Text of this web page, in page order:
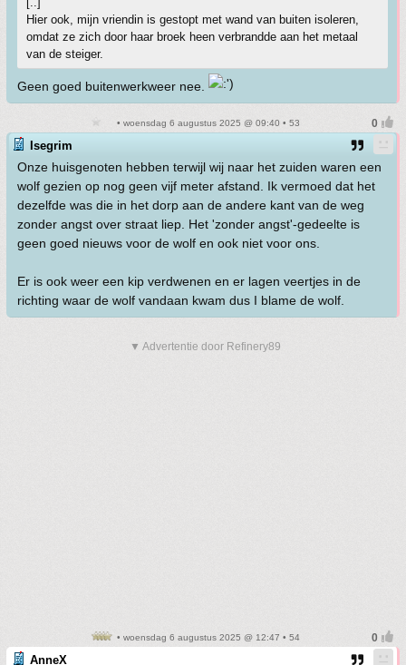
Hier ook, mijn vriendin is gestopt met wand van buiten isoleren,
omdat ze zich door haar broek heen verbrandde aan het metaal
van de steiger.
Geen goed buitenwerkweer nee.
• woensdag 6 augustus 2025 @ 09:40 • 53
Isegrim
Onze huisgenoten hebben terwijl wij naar het zuiden waren een
wolf gezien op nog geen vijf meter afstand. Ik vermoed dat het
dezelfde was die in het dorp aan de andere kant van de weg
zonder angst over straat liep. Het 'zonder angst'-gedeelte is
geen goed nieuws voor de wolf en ook niet voor ons.
Er is ook weer een kip verdwenen en er lagen veertjes in de
richting waar de wolf vandaan kwam dus I blame de wolf.
▼ Advertentie door Refinery89
• woensdag 6 augustus 2025 @ 12:47 • 54
AnneX